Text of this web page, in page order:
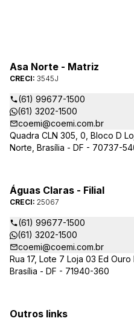
Asa Norte - Matriz
CRECI: 3545J
(61) 99677-1500
(61) 3202-1500
coemi@coemi.com.br
Quadra CLN 305, 0, Bloco D
Norte, Brasília - DF - 70737-
Águas Claras - Filial
CRECI: 25067
(61) 99677-1500
(61) 3202-1500
coemi@coemi.com.br
Rua 17, Lote 7 Loja 03 Ed
Brasília - DF - 71940-360
Outros links